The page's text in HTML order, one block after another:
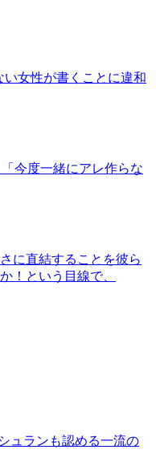
女性が書くことに違和
今度一緒にアレ作らな
に直結することを彼ら
！という目線で、
ュランも認める一流の